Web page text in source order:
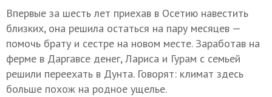
Впервые за шесть лет приехав в Осетию навестить
близких, она решила остаться на пару месяцев —
помочь брату и сестре на новом месте. Заработав на
ферме в Даргавсе денег, Лариса и Гурам с семьей
решили переехать в Дунта. Говорят: климат здесь
больше похож на родное ущелье.